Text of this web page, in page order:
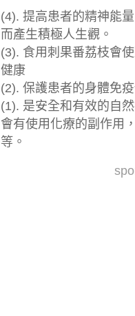
(4). 提高患者的精神能
而產生積極人生觀。
(3). 食用刺果番荔枝會
健康
(2). 保護患者的身體免
(1). 是安全和有效的自
會有使用化療的副作用
等。